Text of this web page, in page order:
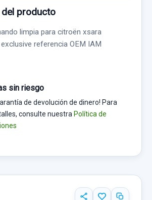
producto
limpia para citroën xsara
referencia OEM IAM
sin riesgo
de devolución de dinero! Para
consulte nuestra Política de